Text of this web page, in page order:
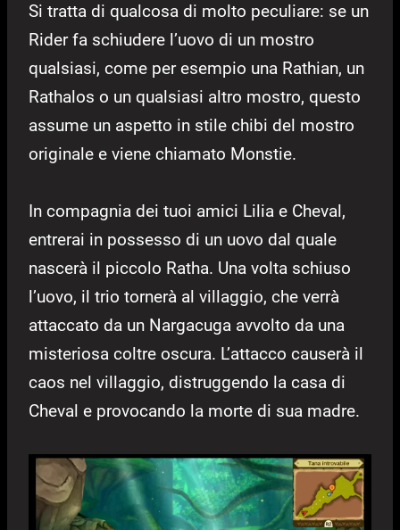
Si tratta di qualcosa di molto peculiare: se un
Rider fa schiudere l’uovo di un mostro
qualsiasi, come per esempio una Rathian, un
Rathalos o un qualsiasi altro mostro, questo
assume un aspetto in stile chibi del mostro
originale e viene chiamato Monstie.
In compagnia dei tuoi amici Lilia e Cheval,
entrerai in possesso di un uovo dal quale
nascerà il piccolo Ratha. Una volta schiuso
l’uovo, il trio tornerà al villaggio, che verrà
attaccato da un Nargacuga avvolto da una
misteriosa coltre oscura. L’attacco causerà il
caos nel villaggio, distruggendo la casa di
Cheval e provocando la morte di sua madre.